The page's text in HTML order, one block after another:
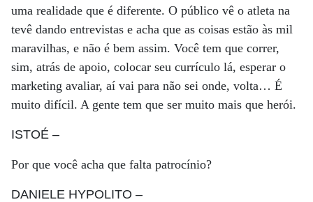
uma realidade que é diferente. O público vê o atleta na
tevê dando entrevistas e acha que as coisas estão às mil
maravilhas, e não é bem assim. Você tem que correr,
sim, atrás de apoio, colocar seu currículo lá, esperar o
marketing avaliar, aí vai para não sei onde, volta… É
muito difícil. A gente tem que ser muito mais que herói.
ISTOÉ –
Por que você acha que falta patrocínio?
DANIELE HYPOLITO –